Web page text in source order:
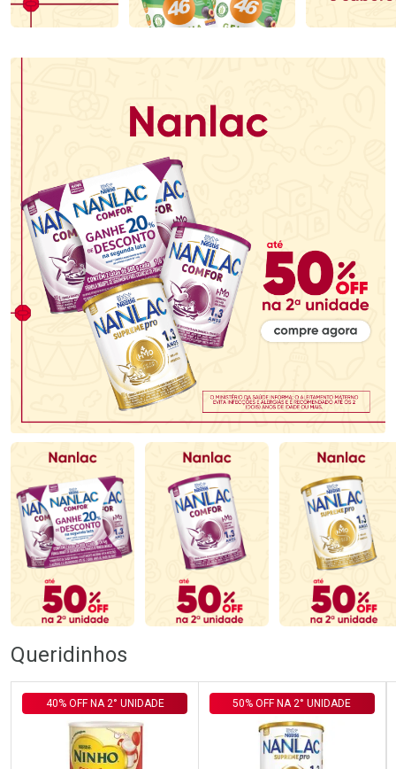
Queridinhos
40% OFF NA 2° UNIDADE 50% OFF NA 2° UNIDADE